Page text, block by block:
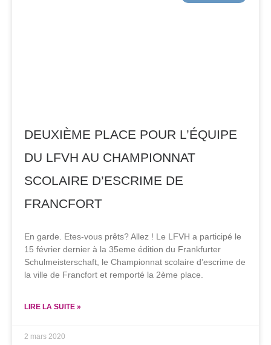
DEUXIÈME PLACE POUR L’ÉQUIPE
DU LFVH AU CHAMPIONNAT
SCOLAIRE D’ESCRIME DE
FRANCFORT
En garde. Etes-vous prêts? Allez ! Le LFVH a participé le
15 février dernier à la 35eme édition du Frankfurter
Schulmeisterschaft, le Championnat scolaire d’escrime de
la ville de Francfort et remporté la 2ème place.
LIRE LA SUITE »
2 mars 2020